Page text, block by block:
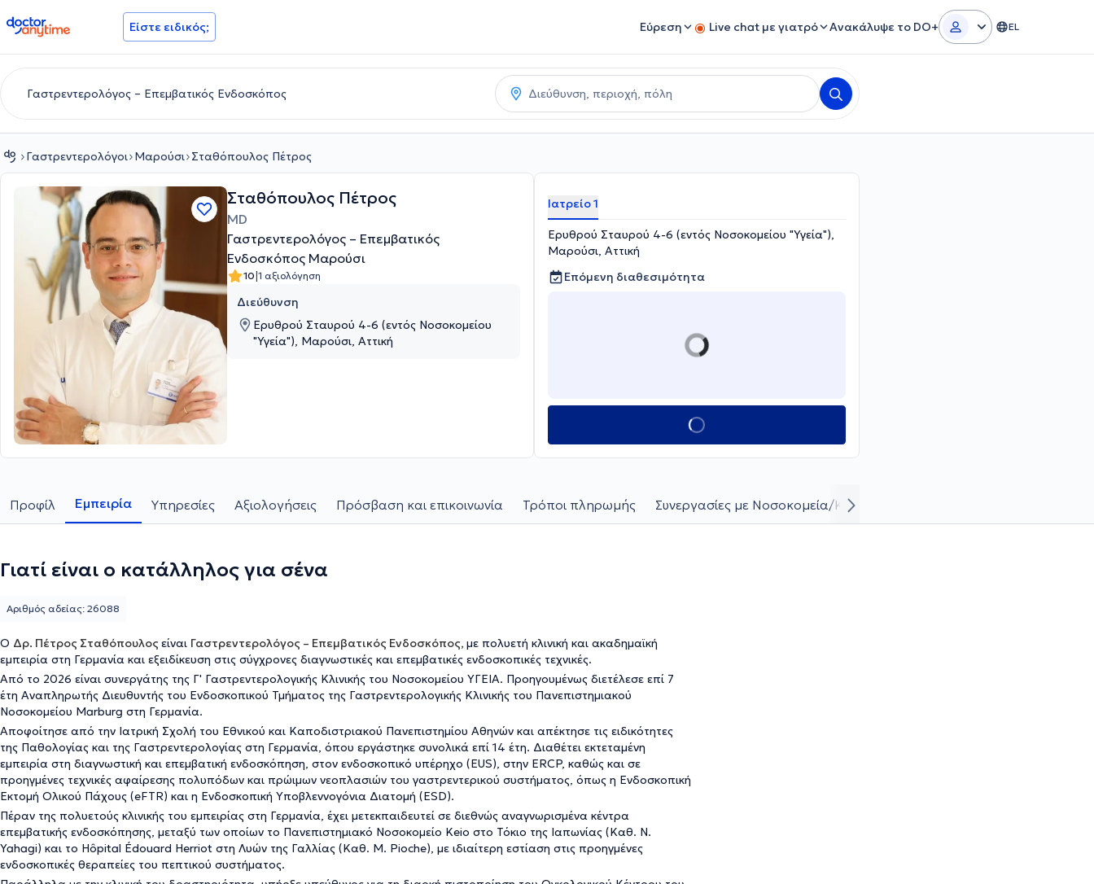
doctoranytime Είστε ειδικός; Εύρεση Live chat με γιατρό Ανακάλυψε το DO+ EL
Γαστρεντερολόγοι Μαρούσι Σταθόπουλος Πέτρος
Σταθόπουλος Πέτρος
MD
Γαστρεντερολόγος – Επεμβατικός
Ενδοσκόπος Μαρούσι
10|1 αξιολόγηση
Διεύθυνση
Ερυθρού Σταυρού 4-6 (εντός Νοσοκομείου
"Υγεία"), Μαρούσι, Αττική
Ιατρείο 1
Ερυθρού Σταυρού 4-6 (εντός Νοσοκομείου "Υγεία"),
Μαρούσι, Αττική
Επόμενη διαθεσιμότητα
Προφίλ Εμπειρία Υπηρεσίες Αξιολογήσεις Πρόσβαση και επικοινωνία Τρόποι πληρωμής Συνεργασίες με Νοσοκομεία/Κλινικές
Γιατί είναι ο κατάλληλος για σένα
Ο Δρ. Πέτρος Σταθόπουλος είναι Γαστρεντερολόγος – Επεμβατικός Ενδοσκόπος, με πολυετή κλινική και ακαδημαϊκή
εμπειρία στη Γερμανία και εξειδίκευση στις σύγχρονες διαγνωστικές και επεμβατικές ενδοσκοπικές τεχνικές.
Από το 2026 είναι συνεργάτης της Γ' Γαστρεντερολογικής Κλινικής του Νοσοκομείου ΥΓΕΙΑ. Προηγουμένως διετέλεσε επί 7
έτη Αναπληρωτής Διευθυντής του Ενδοσκοπικού Τμήματος της Γαστρεντερολογικής Κλινικής του Πανεπιστημιακού
Νοσοκομείου Marburg στη Γερμανία.
Αποφοίτησε από την Ιατρική Σχολή του Εθνικού και Καποδιστριακού Πανεπιστημίου Αθηνών και απέκτησε τις ειδικότητες
της Παθολογίας και της Γαστρεντερολογίας στη Γερμανία, όπου εργάστηκε συνολικά επί 14 έτη. Διαθέτει εκτεταμένη
εμπειρία στη διαγνωστική και επεμβατική ενδοσκόπηση, στον ενδοσκοπικό υπέρηχο (EUS), στην ERCP, καθώς και σε
προηγμένες τεχνικές αφαίρεσης πολυπόδων και πρώιμων νεοπλασιών του γαστρεντερικού συστήματος, όπως η Ενδοσκοπική
Εκτομή Ολικού Πάχους (eFTR) και η Ενδοσκοπική Υποβλεννογόνια Διατομή (ESD).
Πέραν της πολυετούς κλινικής του εμπειρίας στη Γερμανία, έχει μετεκπαιδευτεί σε διεθνώς αναγνωρισμένα κέντρα
επεμβατικής ενδοσκόπησης, μεταξύ των οποίων το Πανεπιστημιακό Νοσοκομείο Keio στο Τόκιο της Ιαπωνίας (Καθ. Ν.
Yahagi) και το Hôpital Édouard Herriot στη Λυών της Γαλλίας (Καθ. Μ. Pioche), με ιδιαίτερη εστίαση στις προηγμένες
ενδοσκοπικές θεραπείες του πεπτικού συστήματος.
Αριθμός αδείας: 26088